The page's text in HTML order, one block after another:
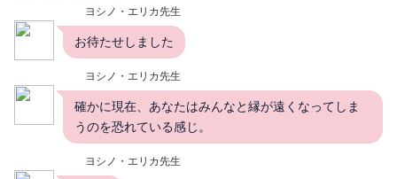
ヨシノ・エリカ先生
お待たせしました
ヨシノ・エリカ先生
確かに現在、あなたはみんなと縁が遠くなってしま
うのを恐れている感じ。
ヨシノ・エリカ先生